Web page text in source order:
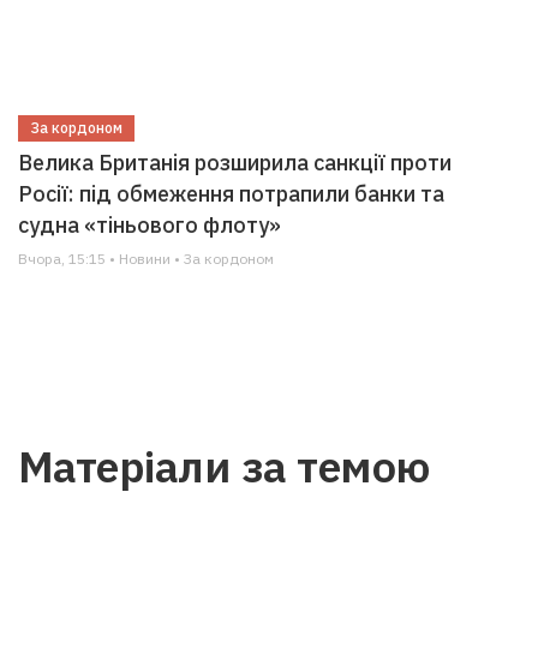
За кордоном
Велика Британія розширила санкції проти
Росії: під обмеження потрапили банки та
судна «тіньового флоту»
Вчора, 15:15 • Новини • За кордоном
Матеріали за темою